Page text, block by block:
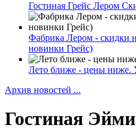
Гостиная Грейс Лером
Фабрика Лером - скидки
новинки Грейс)
Лето ближе - цены ниже.
Архив новостей ...
Гостиная